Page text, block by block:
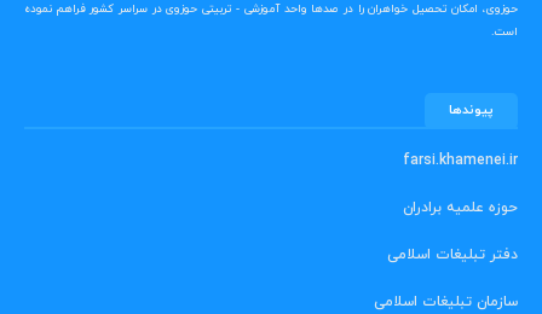
حوزوی، امکان تحصیل خواهران را در صدها واحد آموزشی - تربیتی حوزوی در سراسر کشور فراهم نموده
است.
پیوندها
farsi.khamenei.ir
حوزه علمیه برادران
دفتر تبلیغات اسلامی
سازمان تبلیغات اسلامی